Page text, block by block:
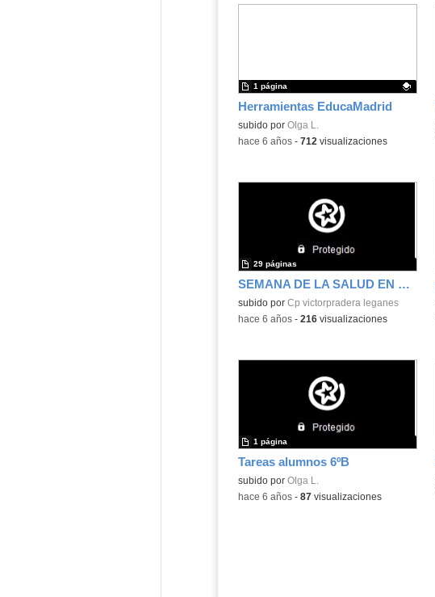
Herramientas EducaMadrid
Contenido educativo.
subido por Olga L.
1 página
-hace 6 años- 712 visualizaciones
SEMANA DE LA SALUD EN CASA
subido por Cp victorpradera leganes
29 páginas
-hace 6 años- 216visualizaciones
Tareas alumnos 6ºB
subido por Olga L.
1 página
-hace 6 años- 87visualizaciones